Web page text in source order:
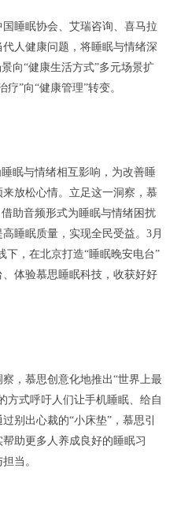
睡眠协会、艾瑞咨询、喜马拉
人健康问题，将睡眠与情绪深
向“健康生活方式”多元场景扩
”向“健康管理”转变。
眠与情绪相互影响，为改善睡
放松心情。立足这一洞察，慕
助音频形式为睡眠与情绪困扰
睡眠质量，实现全民受益。3月
下，在北京打造“睡眠晚安电台”
体验慕思睡眠科技，收获好好
，慕思创意化地推出“世界上最
方式呼吁人们让手机睡眠、给自
别出心裁的“小床垫”，慕思引
助更多人养成良好的睡眠习
当。